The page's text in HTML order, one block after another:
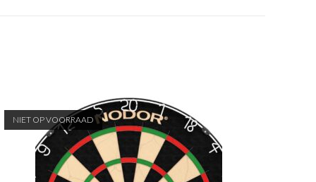
NIET OP VOORRAAD